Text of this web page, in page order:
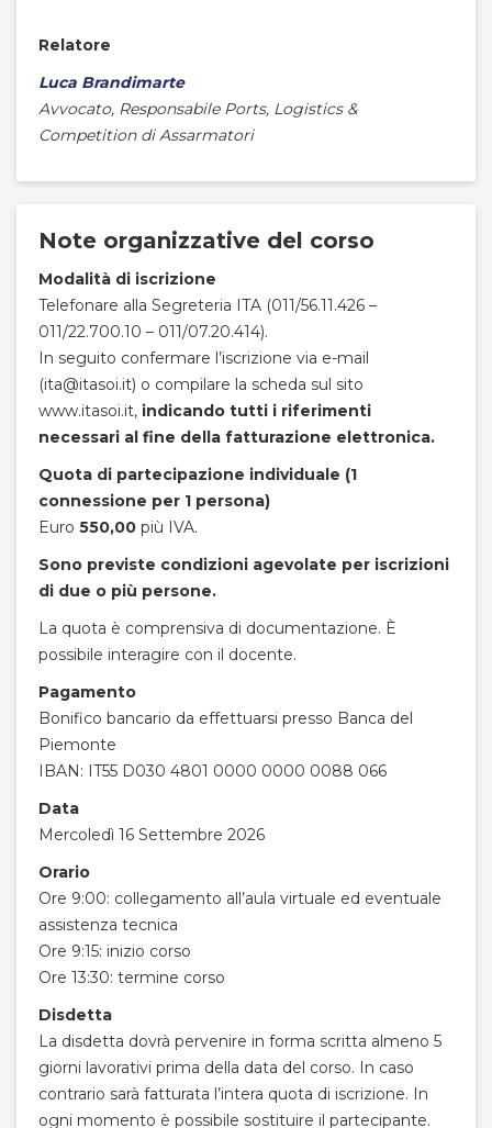
Relatore
Luca Brandimarte
Avvocato, Responsabile Ports, Logistics &
Competition di Assarmatori
Note organizzative del corso
Modalità di iscrizione
Telefonare alla Segreteria ITA (011/56.11.426 –
011/22.700.10 – 011/07.20.414).
In seguito confermare l’iscrizione via e-mail
(ita@itasoi.it) o compilare la scheda sul sito
www.itasoi.it, indicando tutti i riferimenti
necessari al fine della fatturazione elettronica.
Quota di partecipazione individuale (1
connessione per 1 persona)
Euro 550,00 più IVA.
Sono previste condizioni agevolate per iscrizioni
di due o più persone.
La quota è comprensiva di documentazione. È
possibile interagire con il docente.
Pagamento
Bonifico bancario da effettuarsi presso Banca del
Piemonte
IBAN: IT55 D030 4801 0000 0000 0088 066
Data
Mercoledì 16 Settembre 2026
Orario
Ore 9:00: collegamento all’aula virtuale ed eventuale
assistenza tecnica
Ore 9:15: inizio corso
Ore 13:30: termine corso
Disdetta
La disdetta dovrà pervenire in forma scritta almeno 5
giorni lavorativi prima della data del corso. In caso
contrario sarà fatturata l’intera quota di iscrizione. In
ogni momento è possibile sostituire il partecipante.